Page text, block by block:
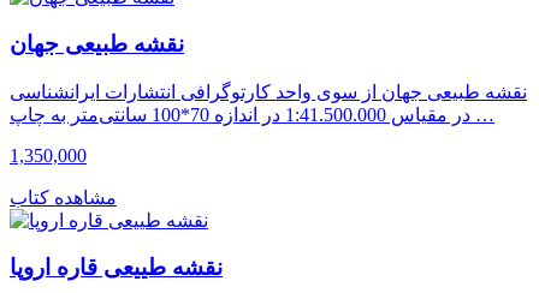
نقشه طبیعی جهان
نقشه طبیعی جهان از سوی واحد کارتوگرافی انتشارات ایرانشناسی
در مقیاس 1:41.500.000 در اندازه 70*100 سانتی‌متر به چاپ …
1,350,000
مشاهده کتاب
نقشه طییعی قاره اروپا